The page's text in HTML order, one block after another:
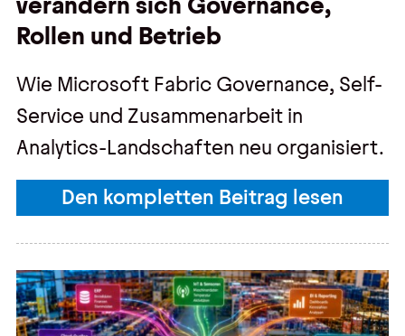
Rollen und Betrieb
Wie Microsoft Fabric Governance, Self-
Service und Zusammenarbeit in
Analytics-Landschaften neu organisiert.
Den kompletten Beitrag lesen